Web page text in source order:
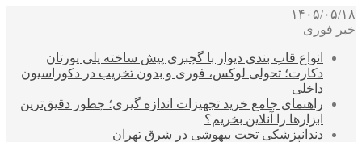
۱۴۰۵/۰۵/۱۸
خبر فوری
انواع قاب بندی دیوار با گچبری پیش ساخته پلی یورتان
دکارت؛ تحولی لوکس، فوری و بدون تخریب در دکوراسیون
داخلی
راهنمای جامع خرید تجهیزات اندازه گیری؛ چطور دقیق‌ترین
ابزارها را آنلاین بخریم؟
دندانپزشکی تحت بیهوشی در شرق تهران